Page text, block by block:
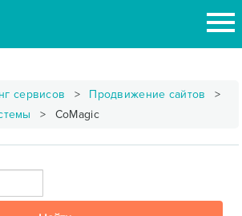
сервисов
Продвижение сайтов
CoMagic